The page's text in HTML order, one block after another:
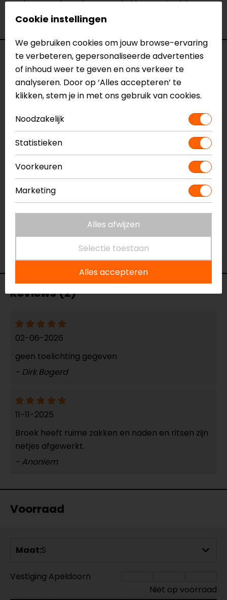
verkoopmedewerkers voor je klaar met advies.
Bekijk ook onze anderetextiele motorbroeken.
Specificaties
Naam
Arrakis III Motorbroek
Model
7ARR25MQ
Kleur
Aanritsbaar
Rits rondom, Korte rits
Materiaal
Membraan
Uitneembaar LTD
Rijstijl
Seizoen
Zomer, Winter, Mid-
season, All-season
Thermovoering Ja/Nee
Ja
Meshpanelen
Reviews (2)
02-06-2026
geen toelichting gegeven
- Dirk Bogerd
11-11-2025
Broek heeft ruime zakken en naden en ritsen zijn
netjes afgewerkt.
- Anoniem
Voorraad
Maat:S
Vestiging Apeldoorn
Niet op voorraad
Cookie instellingen
We gebruiken cookies om jouw browse-ervaring
te verbeteren, gepersonaliseerde advertenties
of inhoud weer te geven en ons verkeer te
analyseren. Door op ‘Alles accepteren’ te
klikken, stem je in met ons gebruik van cookies.
Noodzakelijk
Statistieken
Voorkeuren
Marketing
Alles afwijzen
Selectie toestaan
Alles accepteren